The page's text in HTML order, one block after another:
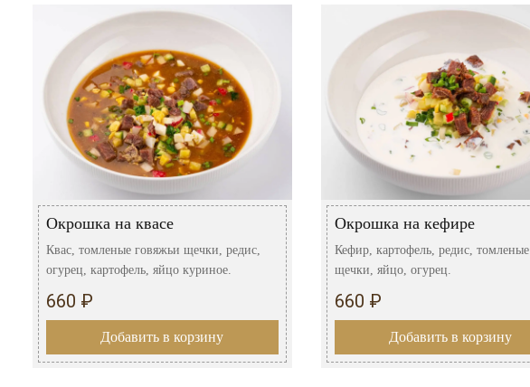
Окрошка на квасе
Квас, томленые говяжьи щечки, редис,
огурец, картофель, яйцо куриное.
660 ₽
Добавить в корзину
Окрошка на кефире
Кефир, картофель, редис, томленые
щечки, яйцо, огурец.
660 ₽
Добавить в корзину